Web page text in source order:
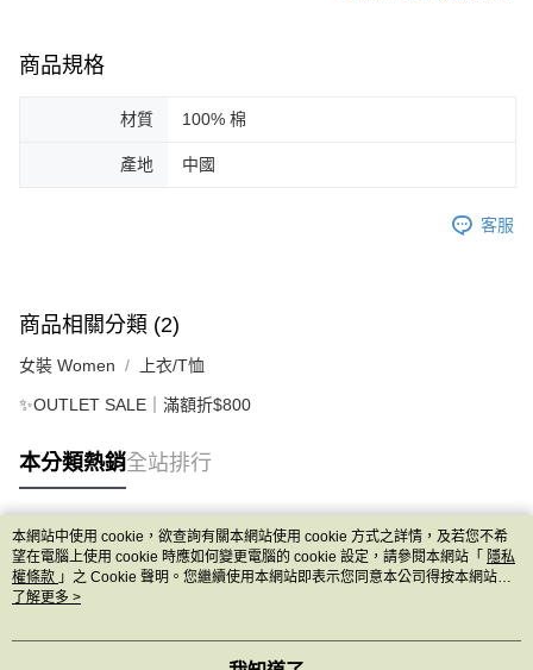
商品規格
材質 100% 棉
產地 中國
客服
商品相關分類 (2)
女裝 Women 上衣/T恤
✨OUTLET SALE｜滿額折$800
本分類熱銷全站排行
熱門標籤
本網站中使用 cookie，欲查詢有關本網站使用 cookie 方式之詳情，及若您不希
望在電腦上使用 cookie 時應如何變更電腦的 cookie 設定，請參閱本網站「 隱私
權條款 」之 Cookie 聲明。您繼續使用本網站即表示您同意本公司得按本網站使
用條款之 Cookie 聲明使用 cookie。
了解更多 >